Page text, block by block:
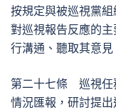
按規定與被巡視黨
對巡視報告反應的
行溝通、聽取其意見
第二十七條 巡視任
情況匯報，研討提